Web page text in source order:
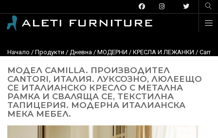
Начало / Продукти / Дневна / МОДЕРНИ / КРЕСЛА И ЛЕЖАНКИ /
МОДЕЛ CAMILLA. ПРОИЗВОДИТЕЛ
CANTORI, ИТАЛИЯ. ЛУКСОЗНО, ЛЮЛЕЕЩО
СЕ ИТАЛИАНСКО КРЕСЛО С МЕТАЛНА
РАМКА И СВАЛЯЩА СЕ, ТЕКСТИЛНА
ТАПИЦЕРИЯ. МОДЕРНА ИТАЛИАНСКА
МЕКА МЕБЕЛ.